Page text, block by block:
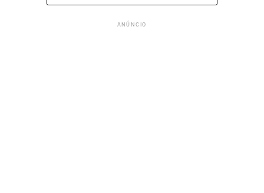
Participaram da reunião o presidente do PTS, Nelson
ANÚNCIO